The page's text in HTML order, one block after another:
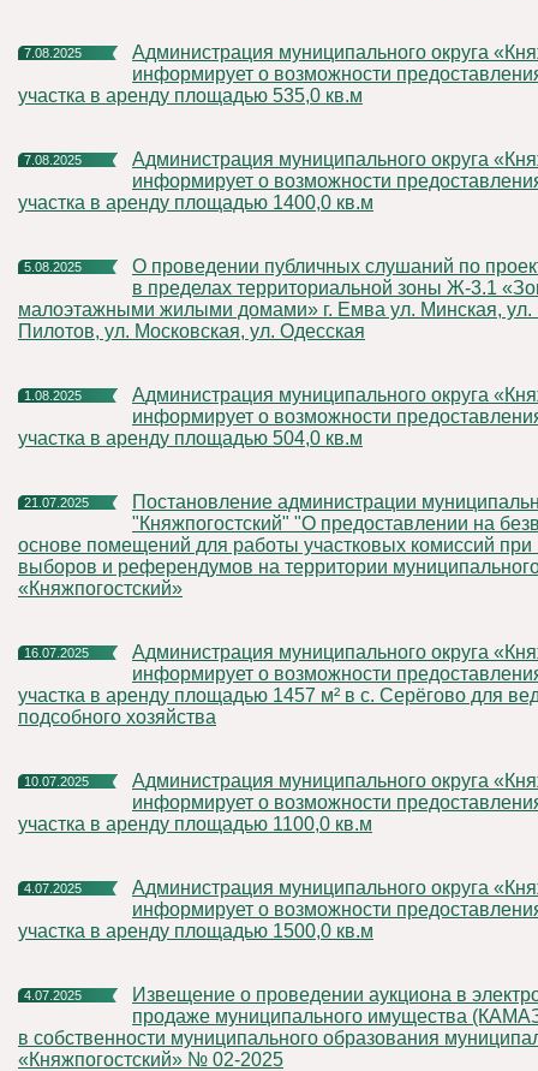
7.08.2025
Администрация муниципального округа «Княжпогостский»
информирует о возможности
участка в аренду площадью 535,0 кв.м
7.08.2025
Администрация муниципального округа «Княжпогостский»
информирует о возможности
участка в аренду площадью 1400,0 кв.м
5.08.2025
О проведении публичных слушаний по проектам межевания
в пределах территориальной зоны Ж-3.1
малоэтажными жилыми домами» г. Емва ул. Минская, ул.
Пилотов, ул. Московская, ул. Одесская
1.08.2025
Администрация муниципального округа «Княжпогостский»
информирует о возможности
участка в аренду площадью 504,0 кв.м
21.07.2025
Постановление администрации муниципального округа
"Княжпогостский" "О предоставлении на
основе помещений для работы участковых комиссий
выборов и референдумов на территории
«Княжпогостский»
16.07.2025
Администрация муниципального округа «Княжпогостский»
информирует о возможности
участка в аренду площадью 1457 м² в с. Серёгово для
подсобного хозяйства
10.07.2025
Администрация муниципального округа «Княжпогостский»
информирует о возможности
участка в аренду площадью 1100,0 кв.м
4.07.2025
Администрация муниципального округа «Княжпогостский»
информирует о возможности
участка в аренду площадью 1500,0 кв.м
4.07.2025
Извещение о проведении аукциона в электронной форме по
продаже муниципального имущества
в собственности муниципального образования
«Княжпогостский» № 02-2025